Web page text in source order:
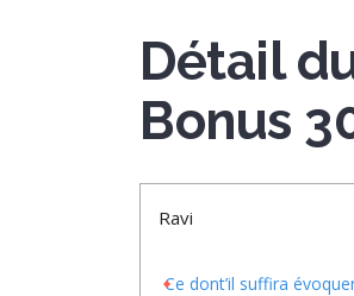
Détail
Bonus
Ravi
Ce dont’il suffira